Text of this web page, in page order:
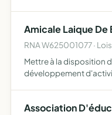
Amicale Laique
RNA W625001077 ·
Mettre à la disposition
développement
économique…
Association